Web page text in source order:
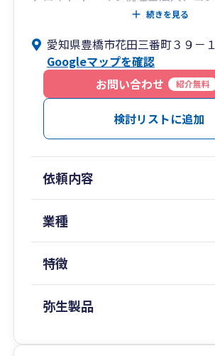
会社併設の中堅会計ファーム、
識、経験、知見を基に、
お客様の事業の発展と人生の好転を
ト致します。
初回面談は完全無料にて対応させ
す。
続きを見る
愛知県豊橋市花田三番町３９－１
Googleマップを確認
お問い合わせ
紹介無料
検討リストに追加
依頼内容
業種
特徴
弥生製品